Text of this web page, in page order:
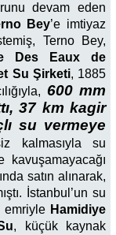
devam eden
Bey’e imtiyaz
Terno Bey,
Des Eaux de
Su Şirketi, 1885
600 mm
37 km kagir
su vermeye
kalmasıyla su
kavuşamayacağı
satın alınarak,
İstanbul’un su
emriyle Hamidiye
, küçük kaynak